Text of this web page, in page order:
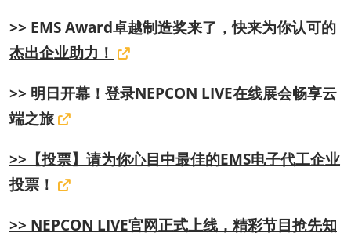
>> EMS Award卓越制造奖来了，快来为你认可的
杰出企业助力！
>> 明日开幕！登录NEPCON LIVE在线展会畅享云
端之旅
>>【投票】请为你心目中最佳的EMS电子代工企业
投票！
>> NEPCON LIVE官网正式上线，精彩节目抢先知